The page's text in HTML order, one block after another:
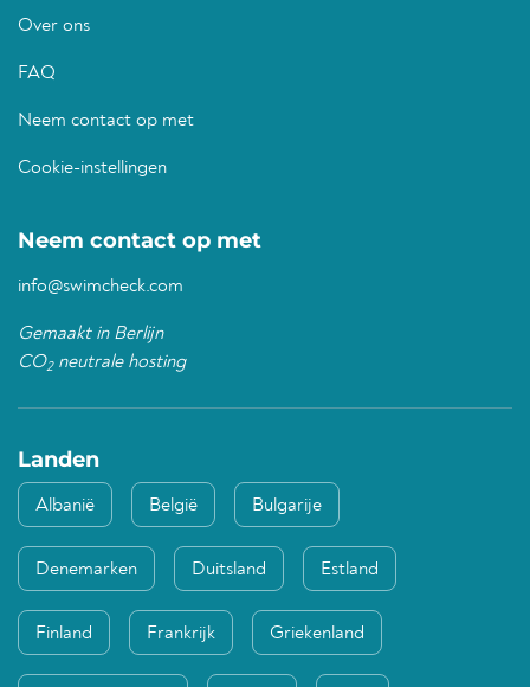
Over ons
FAQ
Neem contact op met
Cookie-instellingen
Neem contact op met
info@swimcheck.com
Gemaakt in Berlijn
CO2neutrale hosting
Landen
Albanië België Bulgarije
Denemarken Duitsland Estland
Finland Frankrijk Griekenland